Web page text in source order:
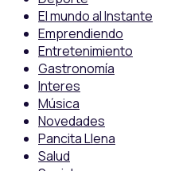
El mundo al Instante
Emprendiendo
Entretenimiento
Gastronomía
Interes
Música
Novedades
Pancita Llena
Salud